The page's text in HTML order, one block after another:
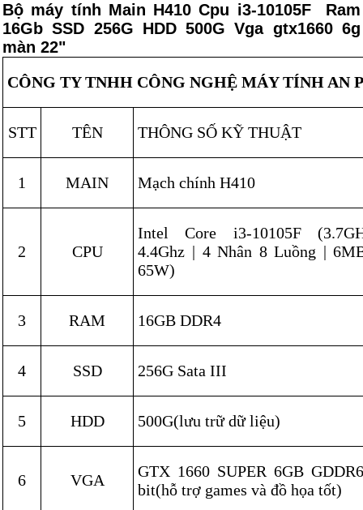
Bộ máy tính Main H410 Cpu i3-10105F Ram
16Gb SSD 256G HDD 500G Vga gtx1660 6g
màn 22"
CÔNG TY TNHH CÔNG NGHỆ MÁY TÍNH AN
STT TÊN THÔNG SỐ KỸ THUẬT
1 MAIN Mạch chính H410
2 CPU
Intel Core i3-10105F
4.4Ghz | 4 Nhân 8 Luồng |
65W)
3 RAM 16GB DDR4
4 SSD 256G Sata III
5 HDD 500G(lưu trữ dữ liệu)
6 VGA
GTX 1660 SUPER 6GB
bit(hỗ trợ games và đồ họa tốt)